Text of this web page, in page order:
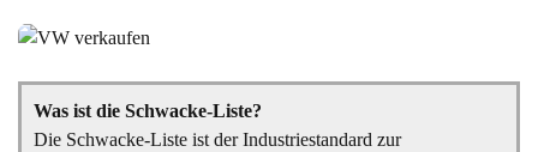
Was ist die Schwacke-Liste?
Die Schwacke-Liste ist der Industriestandard zur